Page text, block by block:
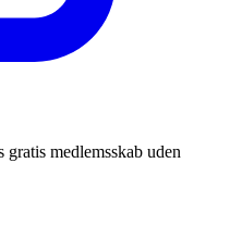
gratis medlemsskab uden